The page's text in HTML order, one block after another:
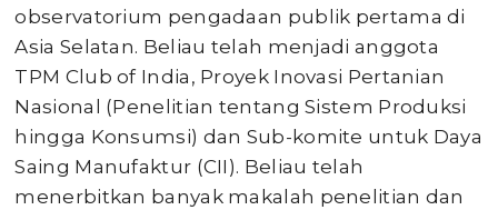
observatorium pengadaan publik pertama di
Asia Selatan. Beliau telah menjadi anggota
TPM Club of India, Proyek Inovasi Pertanian
Nasional (Penelitian tentang Sistem Produksi
hingga Konsumsi) dan Sub-komite untuk Daya
Saing Manufaktur (CII). Beliau telah
menerbitkan banyak makalah penelitian dan